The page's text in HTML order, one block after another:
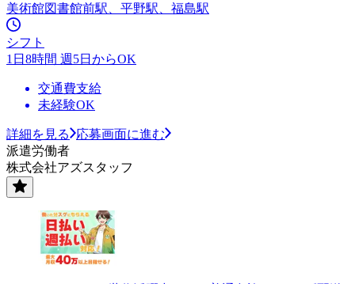
美術館図書館前駅、平野駅、福島駅
シフト
1日8時間 週5日からOK
交通費支給
未経験OK
詳細を見る
応募画面に進む
派遣労働者
株式会社アズスタッフ